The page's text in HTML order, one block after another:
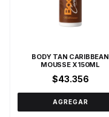
BODY TAN CARIBBEAN
MOUSSE X150ML
$43.356
AGREGAR